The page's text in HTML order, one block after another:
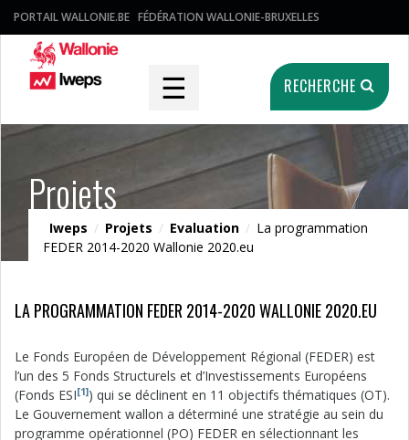
PORTAIL WALLONIE.BE FÉDÉRATION WALLONIE-BRUXELLES
☰ RECHERCHE
Projets
Iweps / Projets / Evaluation / La programmation
FEDER 2014-2020 Wallonie 2020.eu
LA PROGRAMMATION FEDER 2014-2020 WALLONIE 2020.EU
Le Fonds Européen de Développement Régional (FEDER) est
l’un des 5 Fonds Structurels et d’Investissements Européens
(Fonds ESI[1]) qui se déclinent en 11 objectifs thématiques (OT).
Le Gouvernement wallon a déterminé une stratégie au sein du
programme opérationnel (PO) FEDER en sélectionnant les